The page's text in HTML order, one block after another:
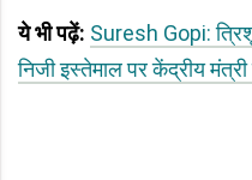
ये भी पढ़ें: Suresh Gopi:
निजी इस्तेमाल पर केंद्रीय